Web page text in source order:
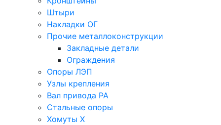
Штыри
Накладки ОГ
Прочие металлоконструкции
Закладные детали
Ограждения
Опоры ЛЭП
Узлы крепления
Вал привода РА
Стальные опоры
Хомуты Х